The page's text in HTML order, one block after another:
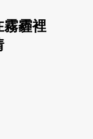
霧霾裡